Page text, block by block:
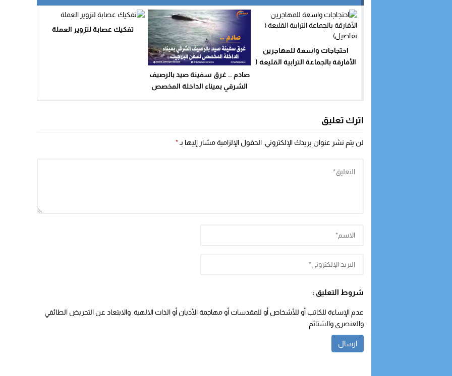
احتجاجات واسعة للمهاجرين
الأفارقة بالجماعة الترابية القليعة (
صادم .. غرق سفينة صيد بالرصيف
الشرقي بميناء الداخلة المخصص
تفكيك عصابة لتزوير العملة
اترك تعليق
لن يتم نشر عنوان بريدك الإلكتروني. الحقول الإلزامية مشار إليها بـ *
شروط التعليق :
عدم الإساءة للكاتب أو للأشخاص أو للمقدسات أو مهاجمة الأديان أو الذات الالهية. والابتعاد عن التحريض الطائفي
والعنصري والشتائم.